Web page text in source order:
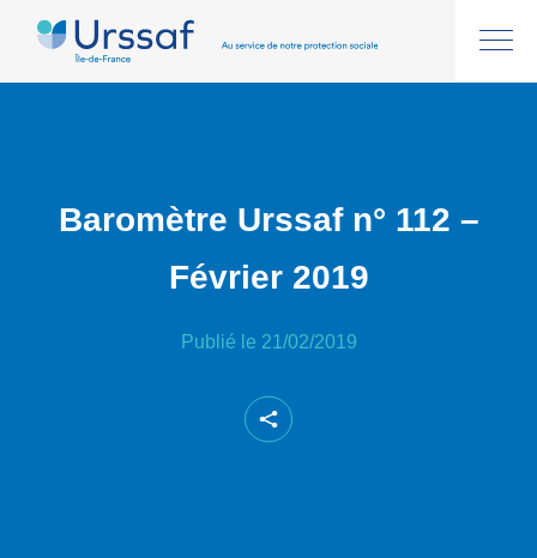
Baromètre Urssaf n° 112 –
Février 2019
Publié le 21/02/2019